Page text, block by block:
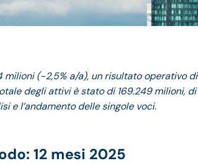
milioni (-2,5% a/a), un risultato operativo di
degli attivi è stato di 169.249 milioni, di
e l’andamento delle singole voci.
12 mesi 2025